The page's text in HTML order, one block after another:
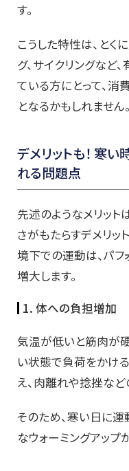
す。
こうした特性は、とく
グ、サイクリングな
ている方にとって、
となるかもしれません。
デメリットも！ 寒
れる問題点
先述のようなメリット
さがもたらすデメリッ
境下での運動は、パ
増大します。
1. 体への負担増加
気温が低いと筋肉が
い状態で負荷をかけ
え、肉離れや捻挫など
そのため、寒い日に
なウォーミングアップ